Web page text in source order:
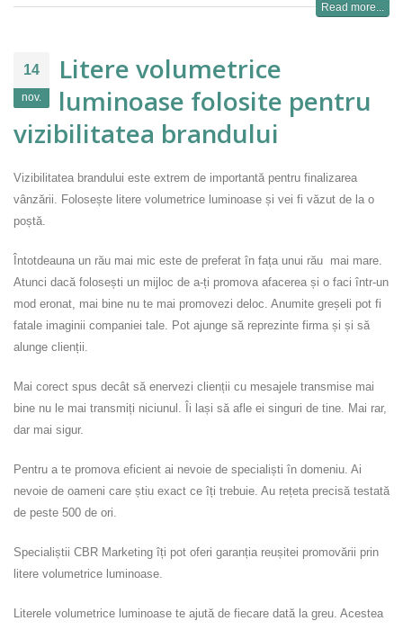
Read more...
14
nov.
Litere volumetrice
luminoase folosite pentru
vizibilitatea brandului
Vizibilitatea brandului este extrem de importantă pentru finalizarea
vânzării. Folosește litere volumetrice luminoase și vei fi văzut de la o
poștă.
Întotdeauna un rău mai mic este de preferat în fața unui rău mai mare.
Atunci dacă folosești un mijloc de a-ți promova afacerea și o faci într-un
mod eronat, mai bine nu te mai promovezi deloc. Anumite greșeli pot fi
fatale imaginii companiei tale. Pot ajunge să reprezinte firma și și să
alunge clienții.
Mai corect spus decât să enervezi clienții cu mesajele transmise mai
bine nu le mai transmiți niciunul. Îi lași să afle ei singuri de tine. Mai rar,
dar mai sigur.
Pentru a te promova eficient ai nevoie de specialiști în domeniu. Ai
nevoie de oameni care știu exact ce îți trebuie. Au rețeta precisă testată
de peste 500 de ori.
Specialiștii CBR Marketing îți pot oferi garanția reușitei promovării prin
litere volumetrice luminoase.
Literele volumetrice luminoase te ajută de fiecare dată la greu. Acestea